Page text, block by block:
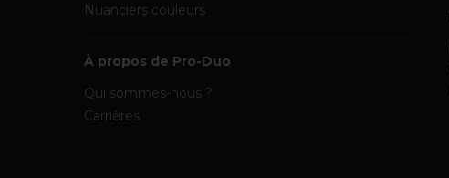
Nuanciers couleurs
À propos de Pro-Duo
Qui sommes-nous ?
Carrières